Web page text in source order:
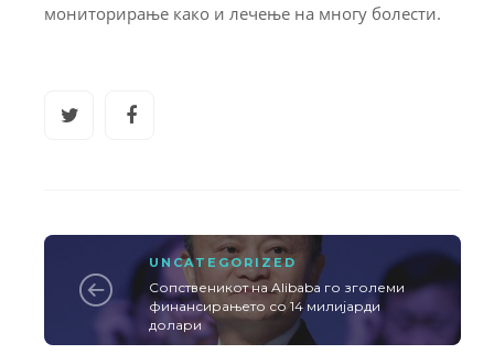
мониторирање како и лечење на многу болести.
UNCATEGORIZED
Сопственикот на Alibaba го зголеми
финансирањето со 14 милијарди
долари